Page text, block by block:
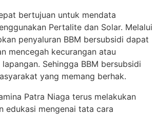
bertujuan untuk mendata
Pertalite dan Solar. Melalui
penyaluran BBM bersubsidi dapat
mencegah kecurangan atau
Sehingga BBM bersubsidi
yang memang berhak.
Patra Niaga terus melakukan
edukasi mengenai tata cara